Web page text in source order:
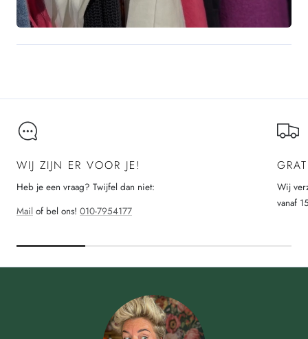
WIJ ZIJN ER VOOR JE!
Heb je een vraag? Twijfel dan niet:
Mail of bel ons! 010-7954177
Wij
vanaf